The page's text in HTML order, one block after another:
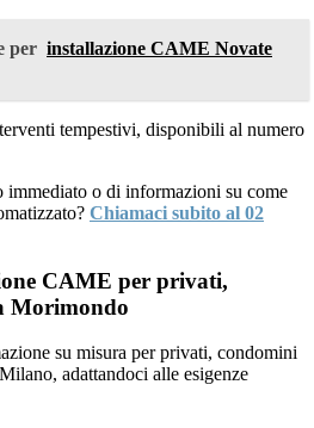
per installazione CAME Novate
tempestivi, disponibili al numero
o di informazioni su come
Chiamaci subito al 02
CAME per privati,
Morimondo
su misura per privati, condomini
adattandoci alle esigenze